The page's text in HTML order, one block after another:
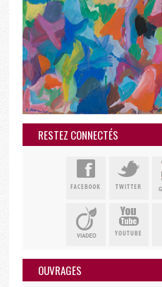
RESTEZ CONNECTÉS
OUVRAGES